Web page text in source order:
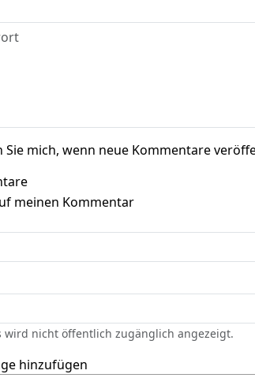
Sie mich, wenn neue Kommentare
meinen Kommentar
wird nicht öffentlich zugänglich angezeigt.
hinzufügen